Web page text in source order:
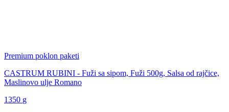
Premium poklon paketi
CASTRUM RUBINI - Fuži sa sipom, Fuži 500g, Salsa od rajčice,
Maslinovo ulje Romano
1350 g